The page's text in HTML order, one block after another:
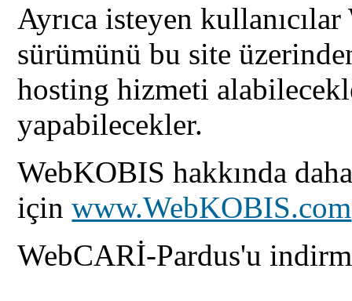
Ayrıca isteyen
sürümünü bu site
hosting hizmeti
yapabilecekler.
WebKOBIS hakkında
içinwww.WebKOBIS.com
WebCARİ-Pardus'u